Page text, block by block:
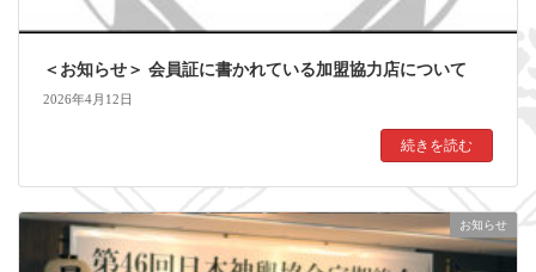
＜お知らせ＞ 会員証に書かれている加盟協力店について
2026年4月12日
続きを読む
お知らせ